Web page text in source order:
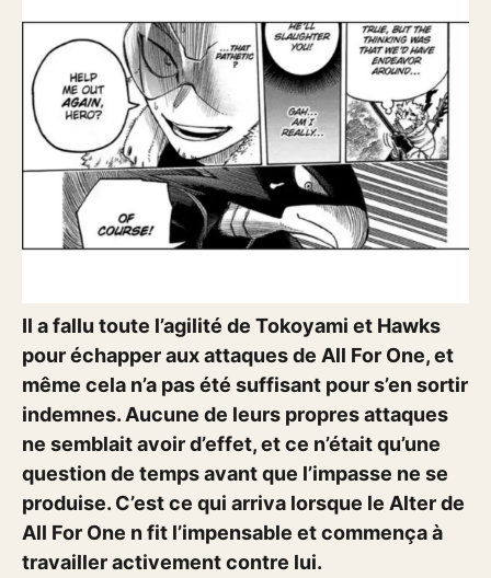
Il a fallu toute l’agilité de Tokoyami et Hawks
pour échapper aux attaques de All For One, et
même cela n’a pas été suffisant pour s’en sortir
indemnes. Aucune de leurs propres attaques
ne semblait avoir d’effet, et ce n’était qu’une
question de temps avant que l’impasse ne se
produise. C’est ce qui arriva lorsque le Alter de
All For One n fit l’impensable et commença à
travailler activement contre lui.